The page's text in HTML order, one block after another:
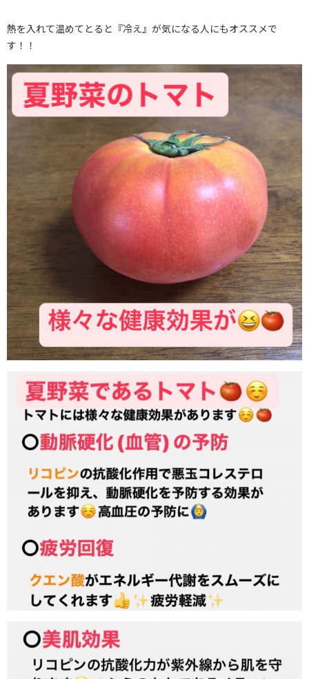
熱を入れて温めてとると『冷え』が気になる人にもオススメで
す！！